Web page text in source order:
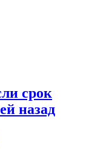
срок
назад